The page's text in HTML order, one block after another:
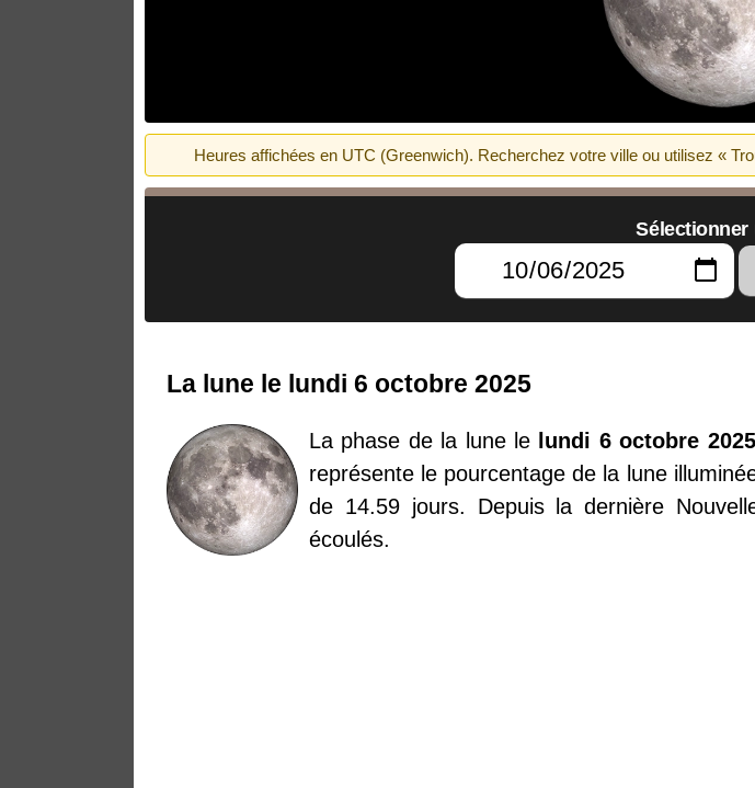
Heures affichées en UTC (Greenwich). Recherchez votre ville ou utilisez «
Sélectionner
La lune le lundi 6 octobre 2025
La phase de la lune le lundi 6 octobre 2025
représente le pourcentage de la lune
de 14.59 jours. Depuis la dernière
écoulés.